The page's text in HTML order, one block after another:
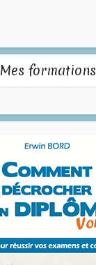
Mes formations